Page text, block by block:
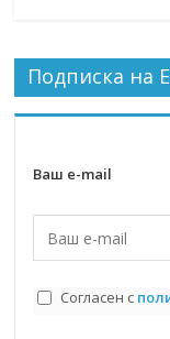
Подписка на
Ваш e-mail
Согласен с